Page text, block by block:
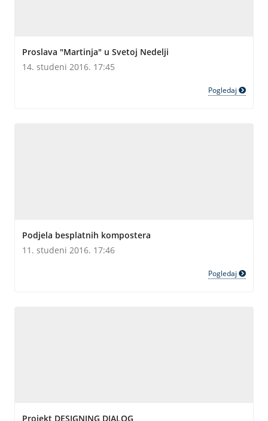
Proslava "Martinja" u Svetoj Nedelji
14. studeni 2016. 17:45
Pogledaj
Podjela besplatnih kompostera
11. studeni 2016. 17:46
Pogledaj
Projekt DESIGNING DIALOG